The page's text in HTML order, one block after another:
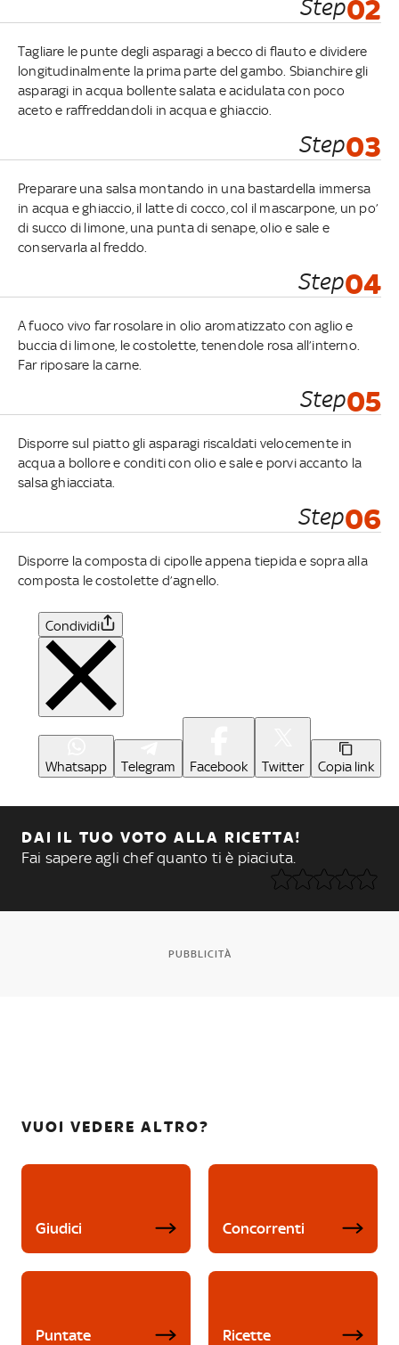
Step02
Tagliare le punte degli asparagi a becco di flauto e dividere
longitudinalmente la prima parte del gambo. Sbianchire gli
asparagi in acqua bollente salata e acidulata con poco
aceto e raffreddandoli in acqua e ghiaccio.
Step03
Preparare una salsa montando in una bastardella immersa
in acqua e ghiaccio, il latte di cocco, col il mascarpone, un po’
di succo di limone, una punta di senape, olio e sale e
conservarla al freddo.
Step04
A fuoco vivo far rosolare in olio aromatizzato con aglio e
buccia di limone, le costolette, tenendole rosa all’interno.
Far riposare la carne.
Step05
Disporre sul piatto gli asparagi riscaldati velocemente in
acqua a bollore e conditi con olio e sale e porvi accanto la
salsa ghiacciata.
Step06
Disporre la composta di cipolle appena tiepida e sopra alla
composta le costolette d’agnello.
Condividi
Whatsapp Telegram Facebook Twitter Copia link
DAI IL TUO VOTO ALLA RICETTA!
Fai sapere agli chef quanto ti è piaciuta.
PUBBLICITÀ
VUOI VEDERE ALTRO?
Giudici Concorrenti
Puntate Ricette